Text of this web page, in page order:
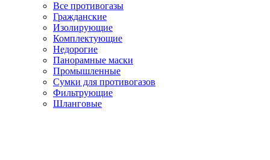
Все противогазы
Гражданские
Изолирующие
Комплектующие
Недорогие
Панорамные маски
Промышленные
Сумки для противогазов
Фильтрующие
Шланговые